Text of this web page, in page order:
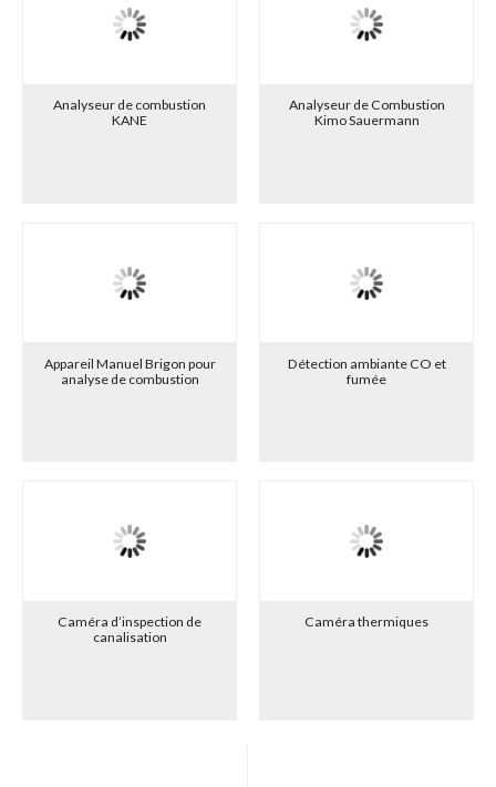
nécessaires : Carburant, Comburant (apport d'air), tirage,
principalement.
Dans un certain nombre de cas, il y a possibilité d'analyser le tirage et
Analyseur de combustion
KANE
Analyseur de Combustion
Kimo Sauermann
Appareil Manuel Brigon pour
analyse de combustion
Détection ambiante CO et
fumée
Caméra d’inspection de
canalisation
Caméra thermiques